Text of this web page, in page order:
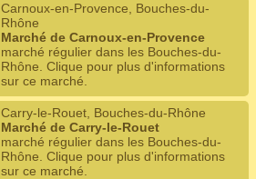
Carnoux-en-Provence, Bouches-du-
Rhône
Marché de Carnoux-en-Provence
marché régulier dans les Bouches-du-
Rhône. Clique pour plus d'informations
sur ce marché.
Carry-le-Rouet, Bouches-du-Rhône
Marché de Carry-le-Rouet
marché régulier dans les Bouches-du-
Rhône. Clique pour plus d'informations
sur ce marché.